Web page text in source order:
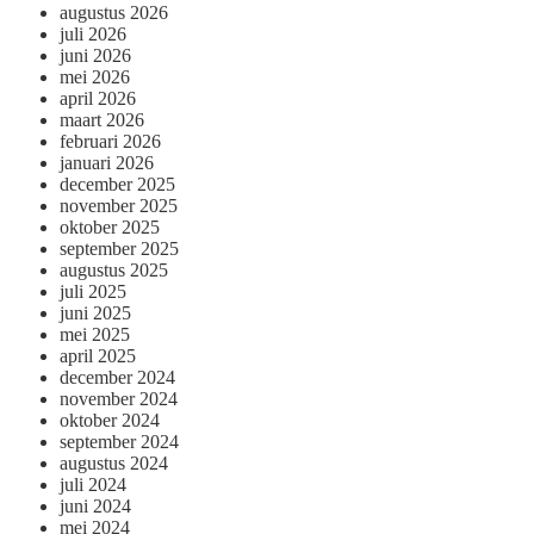
augustus 2026
juli 2026
juni 2026
mei 2026
april 2026
maart 2026
februari 2026
januari 2026
december 2025
november 2025
oktober 2025
september 2025
augustus 2025
juli 2025
juni 2025
mei 2025
april 2025
december 2024
november 2024
oktober 2024
september 2024
augustus 2024
juli 2024
juni 2024
mei 2024